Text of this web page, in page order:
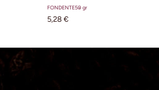
FONDENTE50 gr
5,28 €